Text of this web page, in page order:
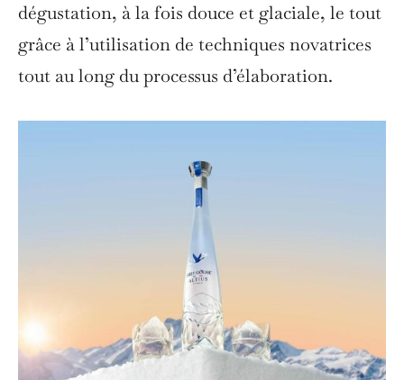
dégustation, à la fois douce et glaciale, le tout
grâce à l’utilisation de techniques novatrices
tout au long du processus d’élaboration.